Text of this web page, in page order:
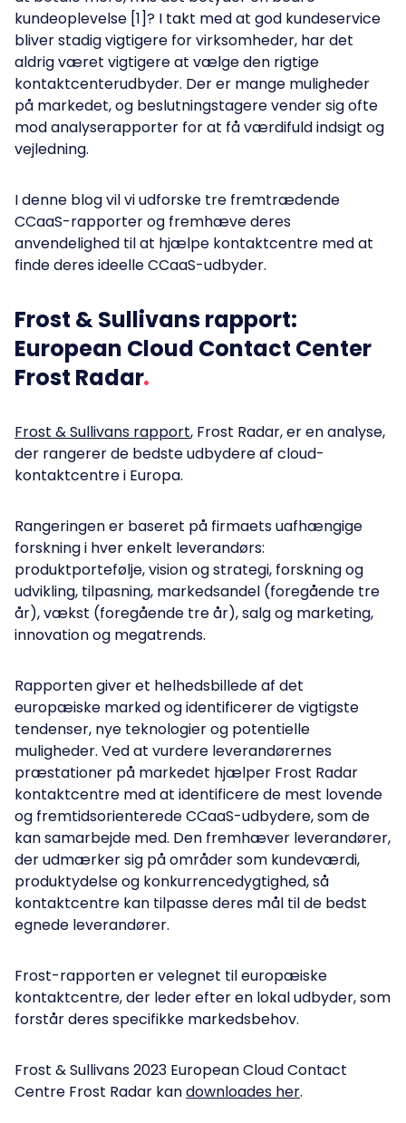
kundeoplevelse [1]? I takt med at god kundeservice
bliver stadig vigtigere for virksomheder, har det
aldrig været vigtigere at vælge den rigtige
kontaktcenterudbyder. Der er mange muligheder
på markedet, og beslutningstagere vender sig ofte
mod analyserapporter for at få værdifuld indsigt og
vejledning.
I denne blog vil vi udforske tre fremtrædende
CCaaS-rapporter og fremhæve deres
anvendelighed til at hjælpe kontaktcentre med at
finde deres ideelle CCaaS-udbyder.
Frost & Sullivans rapport:
European Cloud Contact Center
Frost Radar
Frost & Sullivans rapport, Frost Radar, er en analyse,
der rangerer de bedste udbydere af cloud-
kontaktcentre i Europa.
Rangeringen er baseret på firmaets uafhængige
forskning i hver enkelt leverandørs:
produktportefølje, vision og strategi, forskning og
udvikling, tilpasning, markedsandel (foregående tre
år), vækst (foregående tre år), salg og marketing,
innovation og megatrends.
Rapporten giver et helhedsbillede af det
europæiske marked og identificerer de vigtigste
tendenser, nye teknologier og potentielle
muligheder. Ved at vurdere leverandørernes
præstationer på markedet hjælper Frost Radar
kontaktcentre med at identificere de mest lovende
og fremtidsorienterede CCaaS-udbydere, som de
kan samarbejde med. Den fremhæver leverandører,
der udmærker sig på områder som kundeværdi,
produktydelse og konkurrencedygtighed, så
kontaktcentre kan tilpasse deres mål til de bedst
egnede leverandører.
Frost-rapporten er velegnet til europæiske
kontaktcentre, der leder efter en lokal udbyder, som
forstår deres specifikke markedsbehov.
Frost & Sullivans 2023 European Cloud Contact
Centre Frost Radar kandownloades her.